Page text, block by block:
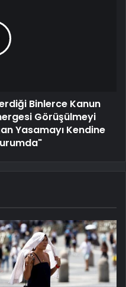
Binlerce Kanun
Görüşülmeyi
Yasamayı Kendine